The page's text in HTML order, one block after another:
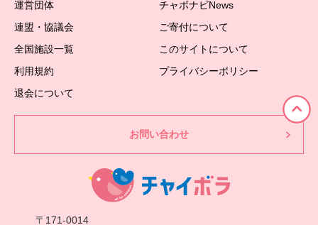
運営団体
チャボナビNews
連盟・協議会
ご寄付について
全国施設一覧
このサイトについて
利用規約
プライバシーポリシー
退会について
お問い合わせ
〒171-0014